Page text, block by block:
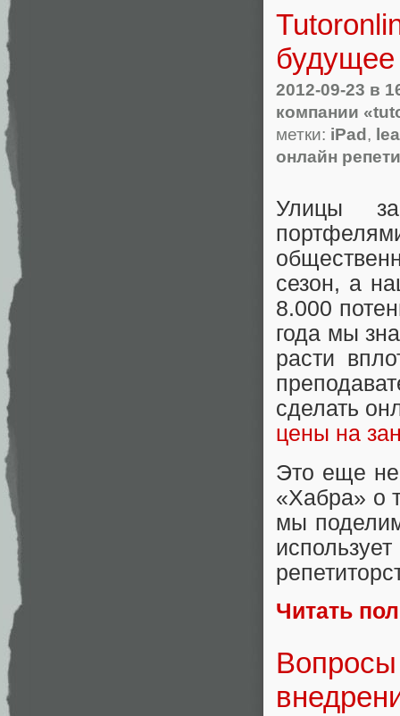
будущее
2012-09-23 в
компании
метки: iPad,
онлайн
Улицы
сезон, а
8.000
года мы
расти
сделать
цены на
Это еще не
«Хабра» о
мы
Читать
Вопросы